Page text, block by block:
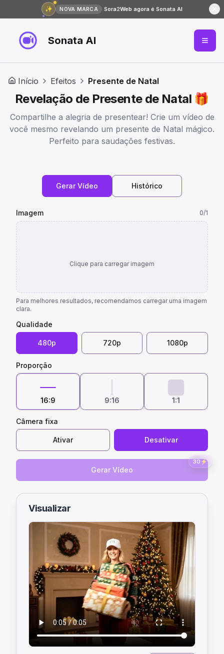
✨ NOVA MARCA Sora2Web agora é Sonata AI
Sonata AI
Início Efeitos Presente de Natal
Revelação de Presente de Natal 🎁
Compartilhe a alegria de presentear! Crie um vídeo de
você mesmo revelando um presente de Natal mágico.
Perfeito para saudações festivas.
Gerar Vídeo Histórico
Imagem 0/1
Clique para carregar imagem
Para melhores resultados, recomendamos carregar uma imagem
clara.
Qualidade
480p 720p 1080p
Proporção
16:9 9:16 1:1
Câmera fixa
Ativar Desativar
30 ⚡
Gerar Vídeo
Visualizar